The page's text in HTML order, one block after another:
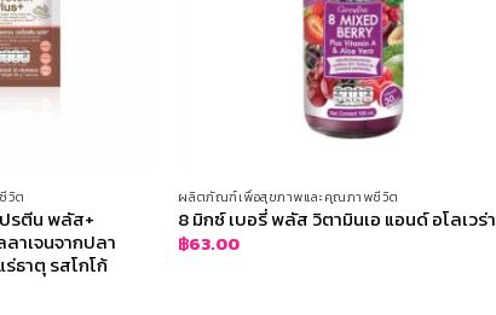
วิต
รตีน พลัส+
าเจนจากปลา
ธาตุ รสโกโก้
ผลิตภัณฑ์เพื่อสุขภาพและคุณภาพชีวิต
8 มิกซ์ เบอรี่ พลัส วิตามินเอ แอนด์ อโลเวร่า
฿63.00